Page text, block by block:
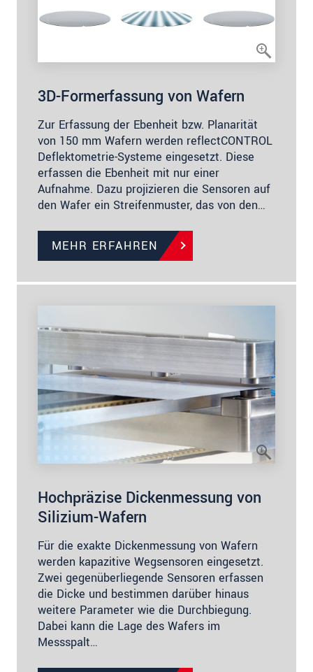
3D-Formerfassung von Wafern
Zur Erfassung der Ebenheit bzw. Planarität
von 150 mm Wafern werden reflectCONTROL
Deflektometrie-Systeme eingesetzt. Diese
erfassen die Ebenheit mit nur einer
Aufnahme. Dazu projizieren die Sensoren auf
den Wafer ein Streifenmuster, das von den…
MEHR ERFAHREN
Hochpräzise Dickenmessung von
Silizium-Wafern
Für die exakte Dickenmessung von Wafern
werden kapazitive Wegsensoren eingesetzt.
Zwei gegenüberliegende Sensoren erfassen
die Dicke und bestimmen darüber hinaus
weitere Parameter wie die Durchbiegung.
Dabei kann die Lage des Wafers im
Messspalt…